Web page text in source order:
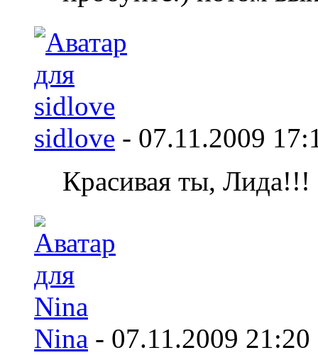
sidlove - 07.11.2009
Красивая ты,
Nina - 07.11.2009 21:20